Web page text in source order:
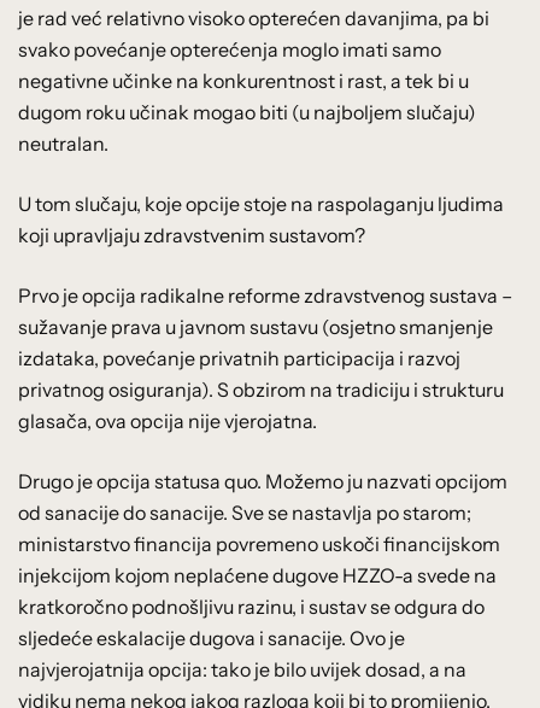
je rad već relativno visoko opterećen davanjima, pa bi
svako povećanje opterećenja moglo imati samo
negativne učinke na konkurentnost i rast, a tek bi u
dugom roku učinak mogao biti (u najboljem slučaju)
neutralan.
U tom slučaju, koje opcije stoje na raspolaganju ljudima
koji upravljaju zdravstvenim sustavom?
Prvo je opcija radikalne reforme zdravstvenog sustava –
sužavanje prava u javnom sustavu (osjetno smanjenje
izdataka, povećanje privatnih participacija i razvoj
privatnog osiguranja). S obzirom na tradiciju i strukturu
glasača, ova opcija nije vjerojatna.
Drugo je opcija statusa quo. Možemo ju nazvati opcijom
od sanacije do sanacije. Sve se nastavlja po starom;
ministarstvo financija povremeno uskoči financijskom
injekcijom kojom neplaćene dugove HZZO-a svede na
kratkoročno podnošljivu razinu, i sustav se odgura do
sljedeće eskalacije dugova i sanacije. Ovo je
najvjerojatnija opcija: tako je bilo uvijek dosad, a na
vidiku nema nekog jakog razloga koji bi to promijenio.